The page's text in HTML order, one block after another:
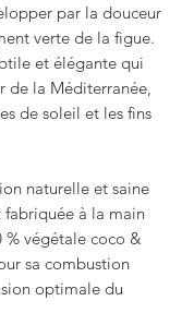
par la douceur
verte de la figue.
et élégante qui
de la Méditerranée,
de soleil et les fins
naturelle et saine
à la main
% végétale coco &
sa combustion
optimale du